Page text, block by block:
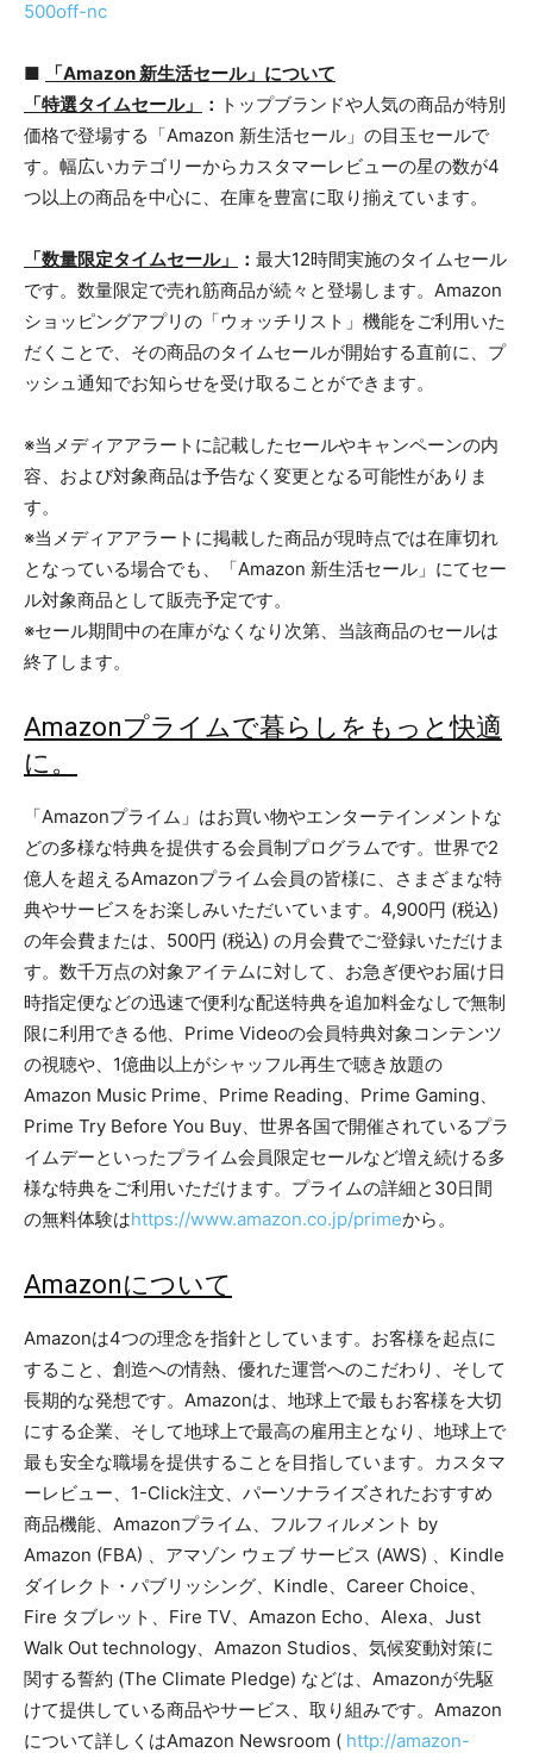
500off-nc
■
「Amazon 新生活セール」について
「特選タイムセール」
： トップブランドや人気の商品が特別
価格で登場する「Amazon 新生活セール」の目玉セールで
す。幅広いカテゴリーからカスタマーレビューの星の数が4
つ以上の商品を中心に、在庫を豊富に取り揃えています。
「数量限定タイムセール」 ： 最大12時間実施のタイムセール
です。数量限定で売れ筋商品が続々と登場します。Amazon
ショッピングアプリの「ウォッチリスト」機能をご利用いた
だくことで、その商品のタイムセールが開始する直前に、プ
ッシュ通知でお知らせを受け取ることができます。
※当メディアアラートに記載したセールやキャンペーンの内
容、および対象商品は予告なく変更となる可能性がありま
す。
※当メディアアラートに掲載した商品が現時点では在庫切れ
となっている場合でも、「Amazon 新生活セール」にてセー
ル対象商品として販売予定です。
※セール期間中の在庫がなくなり次第、当該商品のセールは
終了します。
Amazonプライムで暮らしをもっと快適
に。
「Amazonプライム」はお買い物やエンターテインメントな
どの多様な特典を提供する会員制プログラムです。世界で2
億人を超えるAmazonプライム会員の皆様に、さまざまな特
典やサービスをお楽しみいただいています。4,900円 (税込)
の年会費または、500円 (税込) の月会費でご登録いただけま
す。数千万点の対象アイテムに対して、お急ぎ便やお届け日
時指定便などの迅速で便利な配送特典を追加料金なしで無制
限に利用できる他、Prime Videoの会員特典対象コンテンツ
の視聴や、1億曲以上がシャッフル再生で聴き放題の
Amazon Music Prime、Prime Reading、Prime Gaming、
Prime Try Before You Buy、世界各国で開催されているプラ
イムデーといったプライム会員限定セールなど増え続ける多
様な特典をご利用いただけます。プライムの詳細と30日間
の無料体験はhttps://www.amazon.co.jp/primeから。
Amazonについて
Amazonは4つの理念を指針としています。お客様を起点に
すること、創造への情熱、優れた運営へのこだわり、そして
長期的な発想です。Amazonは、地球上で最もお客様を大切
にする企業、そして地球上で最高の雇用主となり、地球上で
最も安全な職場を提供することを目指しています。カスタマ
ーレビュー、1-Click注文、パーソナライズされたおすすめ
商品機能、Amazonプライム、フルフィルメント by
Amazon (FBA) 、アマゾン ウェブ サービス (AWS) 、Kindle
ダイレクト・パブリッシング、Kindle、Career Choice、
Fire タブレット、Fire TV、Amazon Echo、Alexa、Just
Walk Out technology、Amazon Studios、気候変動対策に
関する誓約 (The Climate Pledge) などは、Amazonが先駆
けて提供している商品やサービス、取り組みです。Amazon
について詳しくはAmazon Newsroom ( http://amazon-